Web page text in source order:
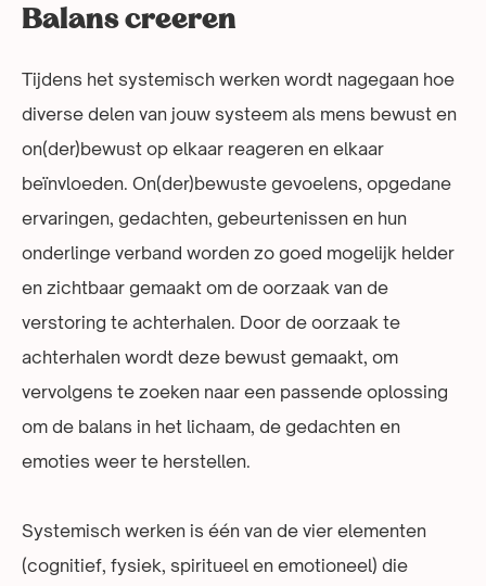
Balans creeren
Tijdens het systemisch werken wordt nagegaan hoe
diverse delen van jouw systeem als mens bewust en
on(der)bewust op elkaar reageren en elkaar
beïnvloeden. On(der)bewuste gevoelens, opgedane
ervaringen, gedachten, gebeurtenissen en hun
onderlinge verband worden zo goed mogelijk helder
en zichtbaar gemaakt om de oorzaak van de
verstoring te achterhalen. Door de oorzaak te
achterhalen wordt deze bewust gemaakt, om
vervolgens te zoeken naar een passende oplossing
om de balans in het lichaam, de gedachten en
emoties weer te herstellen.
Systemisch werken is één van de vier elementen
(cognitief, fysiek, spiritueel en emotioneel) die